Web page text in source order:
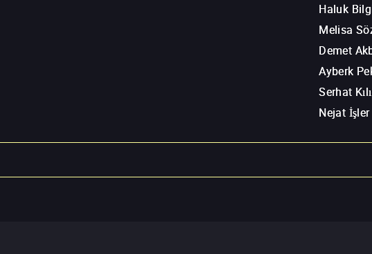
Haluk
Melisa
Demet
Ayberk
Serhat
Nejat İşler